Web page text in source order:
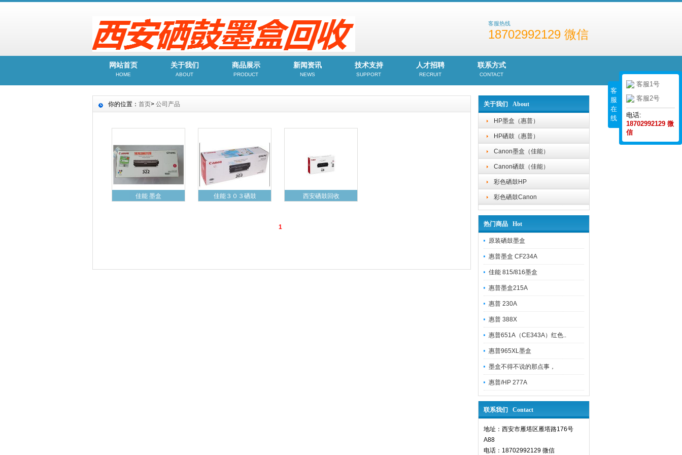
客服热线
18702992129 微信
网站首页
HOME
关于我们
ABOUT
商品展示
PRODUCT
新闻资讯
NEWS
技术支持
SUPPORT
人才招聘
RECRUIT
联系方式
CONTACT
关于我们 About
HP墨盒（惠普）
HP硒鼓（惠普）
Canon墨盒（佳能）
Canon硒鼓（佳能）
彩色硒鼓HP
彩色硒鼓Canon
热门商品 Hot
原装硒鼓墨盒
惠普墨盒 CF234A
佳能 815/816墨盒
惠普墨盒215A
惠普 230A
惠普 388X
惠普651A（CE343A）红色..
惠普965XL墨盒
墨盒不得不说的那点事，
惠普/HP 277A
联系我们 Contact
地址：西安市雁塔区雁塔路176号
A88
电话：18702992129 微信
你的位置： 首页> 公司产品
佳能 墨盒 佳能３０３硒鼓 西安硒鼓回收
1
客
服
在
线
客服1号
客服2号
电话:
18702992129 微
信